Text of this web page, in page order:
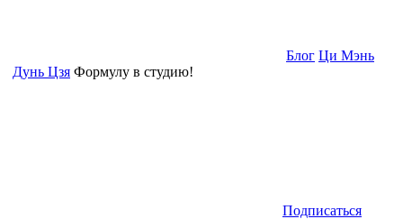
Блог Ци Мэнь
Дунь Цзя Формулу в студию!
Подписаться